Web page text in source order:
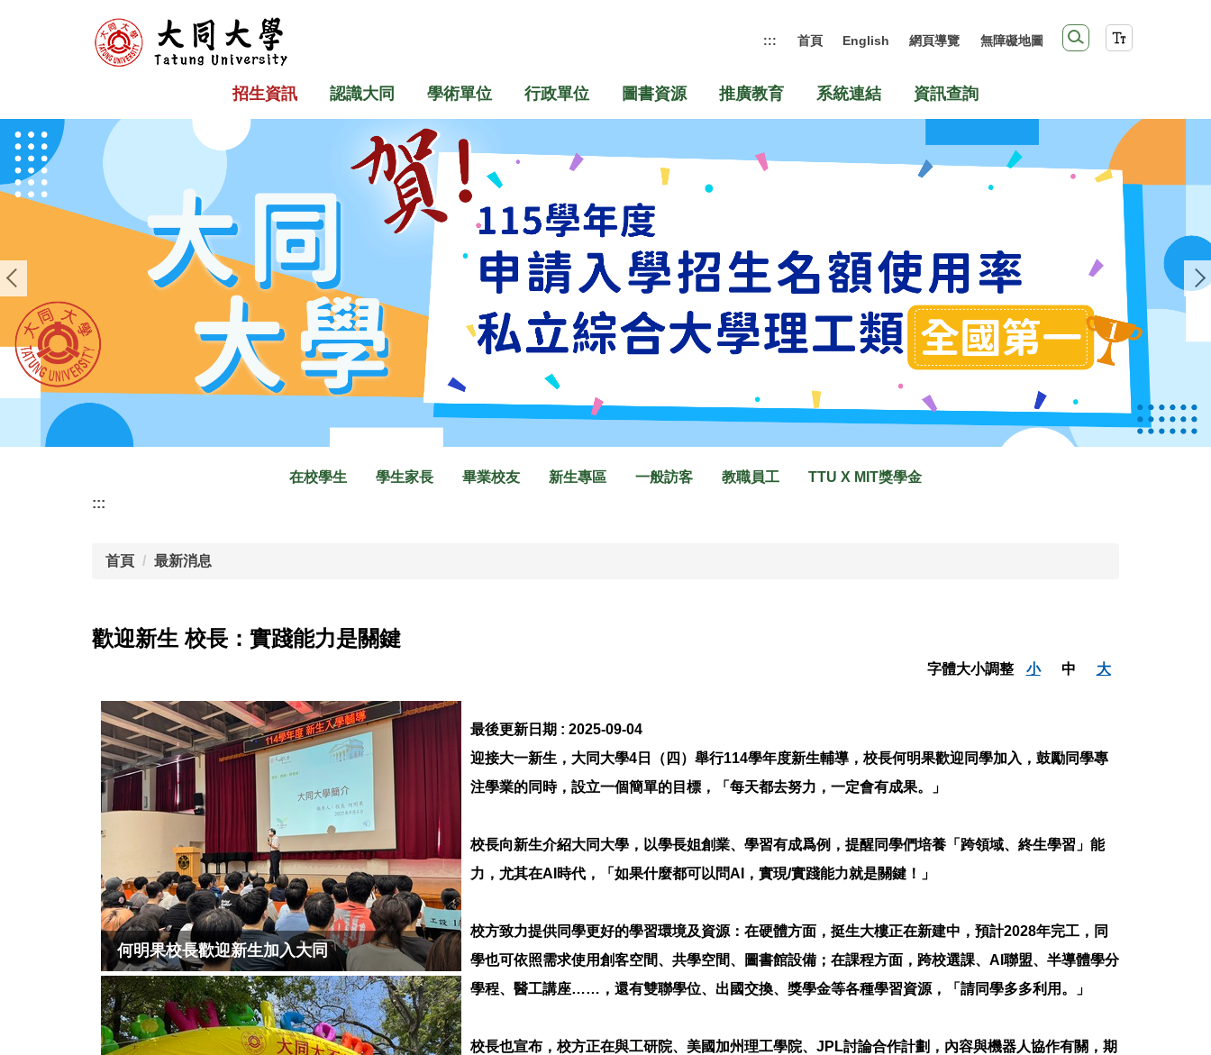
容
區
::: 首頁 English 網頁導覽 無障礙地圖
招生資訊 認識大同 學術單位 行政單位 圖書資源 推廣教育 系統連結 資訊查詢
在校學生 學生家長 畢業校友 新生專區 一般訪客 教職員工
TTU X MIT獎學金
:::
首頁 最新消息
歡迎新生 校長：實踐能力是關鍵
字體大小調整 小 中 大
何明果校長歡迎新生加入大同
最後更新日期 : 2025-09-04
迎接大一新生，大同大學4日（四）舉行114學年度新生輔導，校長何明果歡迎同學加入，鼓勵同學專
注學業的同時，設立一個簡單的目標，「每天都去努力，一定會有成果。」
校長向新生介紹大同大學，以學長姐創業、學習有成爲例，提醒同學們培養「跨領域、終生學習」能
力，尤其在AI時代，「如果什麼都可以問AI，實現/實踐能力就是關鍵！」
校方致力提供同學更好的學習環境及資源：在硬體方面，挺生大樓正在新建中，預計2028年完工，同
學也可依照需求使用創客空間、共學空間、圖書館設備；在課程方面，跨校選課、AI聯盟、半導體學分
學程、醫工講座……，還有雙聯學位、出國交換、獎學金等各種學習資源，「請同學多多利用。」
校長也宣布，校方正在與工研院、美國加州理工學院、JPL討論合作計劃，內容與機器人協作有關，期